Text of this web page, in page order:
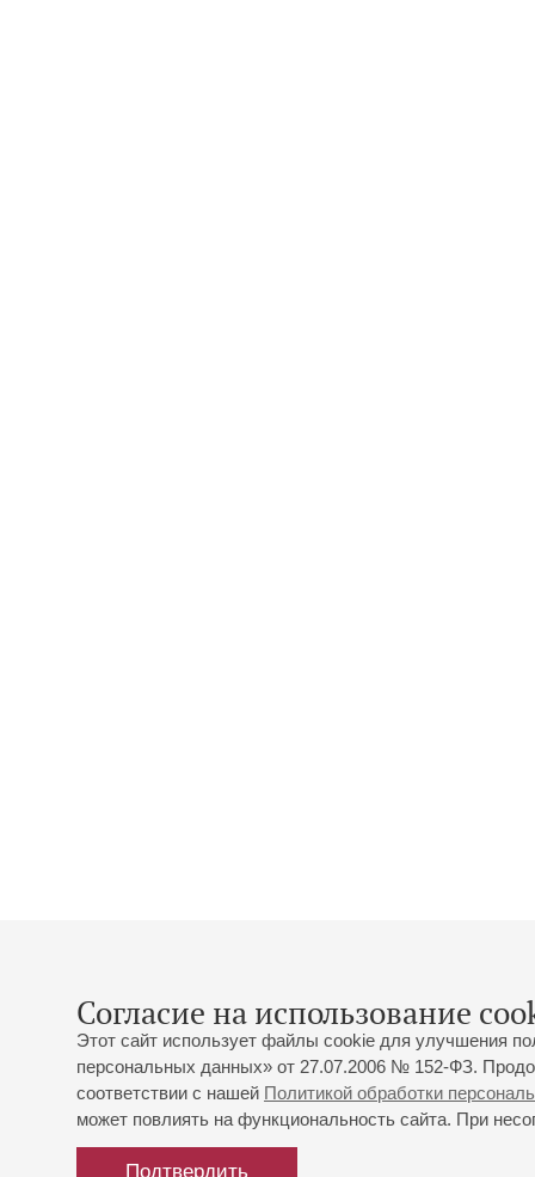
Согласие на использование
Этот сайт использует файлы cookie для улучшения
персональных данных» от 27.07.2006 № 152-ФЗ.
соответствии с нашей Политикой обработки
может повлиять на функциональность сайта. При
Подтвердить